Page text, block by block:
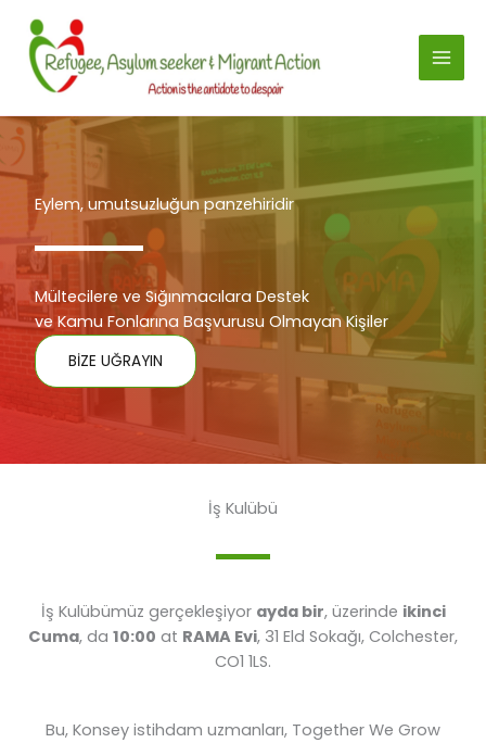
atla
Eylem, umutsuzluğun panzehiridir
Mültecilere ve Sığınmacılara Destek
ve Kamu Fonlarına Başvurusu Olmayan Kişiler
BİZE UĞRAYIN
İş Kulübü
İş Kulübümüz gerçekleşiyor ayda bir, üzerinde ikinci
Cuma, da 10:00 at RAMA Evi, 31 Eld Sokağı, Colchester,
CO1 1LS.
Bu, Konsey istihdam uzmanları, Together We Grow